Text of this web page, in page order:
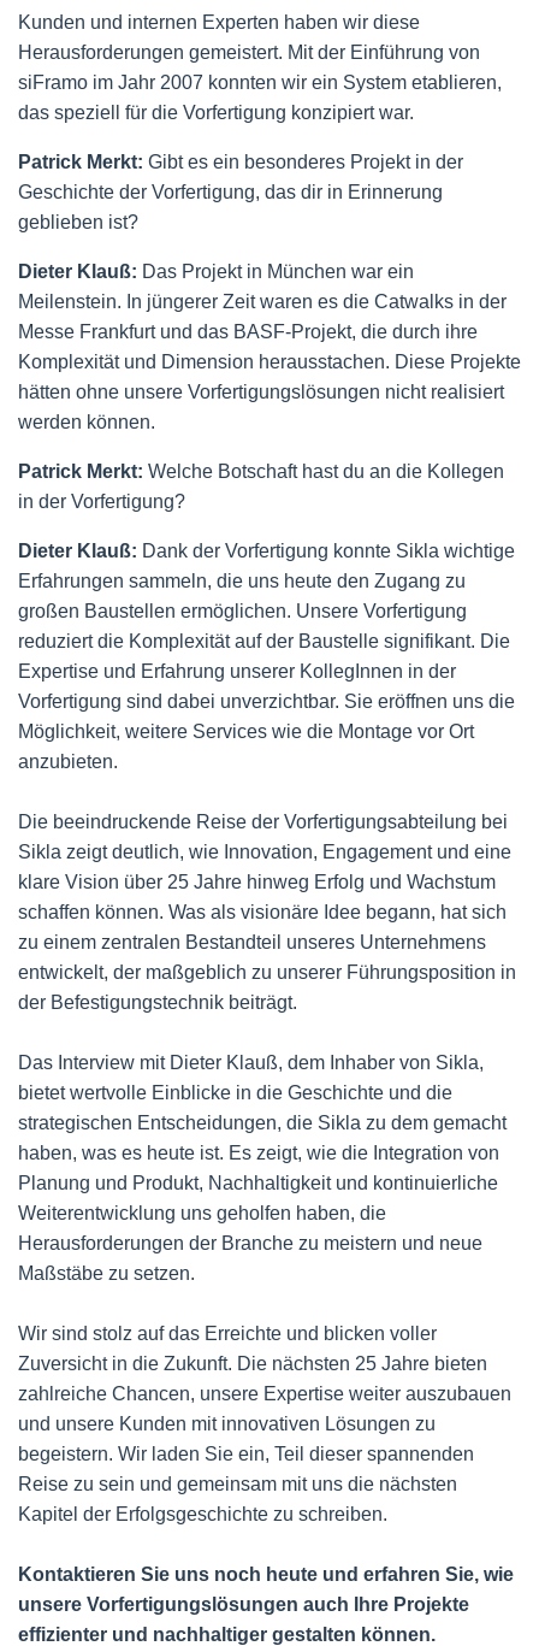
Kunden und internen Experten haben wir diese
Herausforderungen gemeistert. Mit der Einführung von
siFramo im Jahr 2007 konnten wir ein System etablieren,
das speziell für die Vorfertigung konzipiert war.
Patrick Merkt: Gibt es ein besonderes Projekt in der
Geschichte der Vorfertigung, das dir in Erinnerung
geblieben ist?
Dieter Klauß: Das Projekt in München war ein
Meilenstein. In jüngerer Zeit waren es die Catwalks in der
Messe Frankfurt und das BASF-Projekt, die durch ihre
Komplexität und Dimension herausstachen. Diese Projekte
hätten ohne unsere Vorfertigungslösungen nicht realisiert
werden können.
Patrick Merkt: Welche Botschaft hast du an die Kollegen
in der Vorfertigung?
Dieter Klauß: Dank der Vorfertigung konnte Sikla wichtige
Erfahrungen sammeln, die uns heute den Zugang zu
großen Baustellen ermöglichen. Unsere Vorfertigung
reduziert die Komplexität auf der Baustelle signifikant. Die
Expertise und Erfahrung unserer KollegInnen in der
Vorfertigung sind dabei unverzichtbar. Sie eröffnen uns die
Möglichkeit, weitere Services wie die Montage vor Ort
anzubieten.
Die beeindruckende Reise der Vorfertigungsabteilung bei
Sikla zeigt deutlich, wie Innovation, Engagement und eine
klare Vision über 25 Jahre hinweg Erfolg und Wachstum
schaffen können. Was als visionäre Idee begann, hat sich
zu einem zentralen Bestandteil unseres Unternehmens
entwickelt, der maßgeblich zu unserer Führungsposition in
der Befestigungstechnik beiträgt.
Das Interview mit Dieter Klauß, dem Inhaber von Sikla,
bietet wertvolle Einblicke in die Geschichte und die
strategischen Entscheidungen, die Sikla zu dem gemacht
haben, was es heute ist. Es zeigt, wie die Integration von
Planung und Produkt, Nachhaltigkeit und kontinuierliche
Weiterentwicklung uns geholfen haben, die
Herausforderungen der Branche zu meistern und neue
Maßstäbe zu setzen.
Wir sind stolz auf das Erreichte und blicken voller
Zuversicht in die Zukunft. Die nächsten 25 Jahre bieten
zahlreiche Chancen, unsere Expertise weiter auszubauen
und unsere Kunden mit innovativen Lösungen zu
begeistern. Wir laden Sie ein, Teil dieser spannenden
Reise zu sein und gemeinsam mit uns die nächsten
Kapitel der Erfolgsgeschichte zu schreiben.
Kontaktieren Sie uns noch heute und erfahren Sie, wie
unsere Vorfertigungslösungen auch Ihre Projekte
effizienter und nachhaltiger gestalten können.